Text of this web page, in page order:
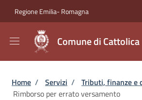
Regione Emilia- Romagna
Comune di Cattolica
Briciole di pane
Home / Servizi / Tributi, finanze e
Rimborso per errato versamento